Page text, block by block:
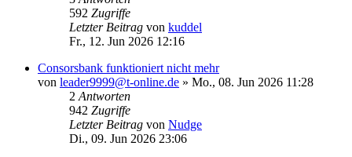
592 Zugriffe
Letzter Beitrag von kuddel
Fr., 12. Jun 2026 12:16
Consorsbank funktioniert nicht mehr
von leader9999@t-online.de » Mo., 08. Jun 2026 11:28
2 Antworten
942 Zugriffe
Letzter Beitrag von Nudge
Di., 09. Jun 2026 23:06